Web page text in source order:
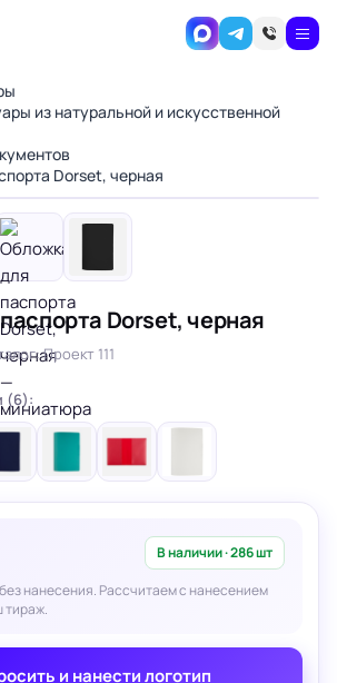
из натуральной и искусственной
Dorset, черная
›
Dorset, черная
Проект 111
(6):
В наличии · 286 шт
нанесения. Рассчитаем с нанесением
тираж.
и нанести логотип